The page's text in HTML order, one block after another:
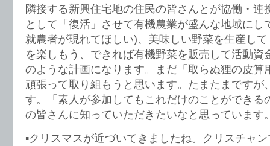
隣接する新興住宅地の住民の皆さんとが協働・連
として「復活」させて有機農業が盛んな地域にし
就農者が現れてほしい)、美味しい野菜を生産し
を楽しもう、できれば有機野菜を販売して活動
のような計画になります。まだ「取らぬ狸の皮算
頑張って取り組もうと思います。たまたまですが
す。「素人が参加してもこれだけのことができる
の皆さんに知っていただきたいなと思っています
▪️クリスマスが近づいてきましたね。クリスチャ